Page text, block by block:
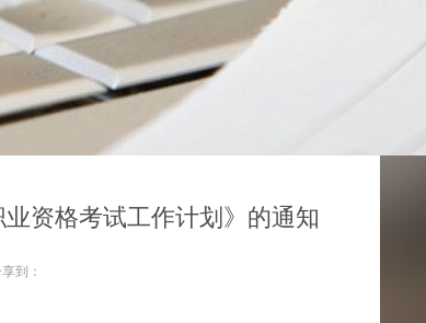
资格考试工作计划》的通知
到：